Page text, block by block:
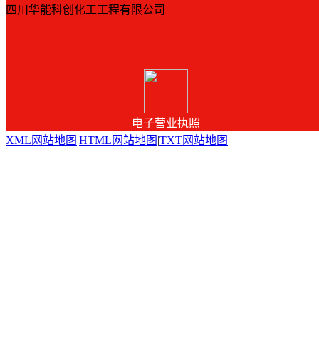
四川华能科创化工工程有限公司
电子营业执照
XML网站地图 |HTML网站地图 |TXT网站地图